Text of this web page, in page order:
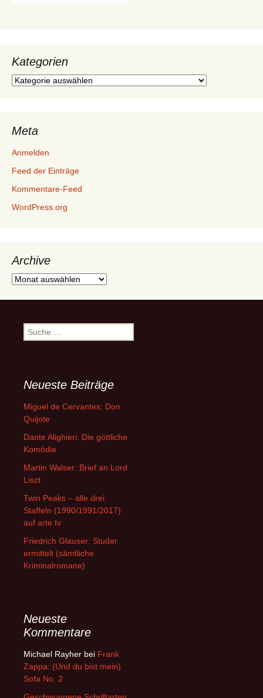
Kategorien
Kategorien
Meta
Anmelden
Feed der Einträge
Kommentare-Feed
WordPress.org
Archive
Archive
Suche
nach:
Neueste Beiträge
Miguel de Cervantes: Don
Quijote
Dante Alighieri: Die göttliche
Komödie
Martin Walser: Brief an Lord
Liszt
Twin Peaks – alle drei
Staffeln (1990/1991/2017)
auf arte.tv
Friedrich Glauser: Studer
ermittelt (sämtliche
Kriminalromane)
Neueste
Kommentare
Michael Rayher bei Frank
Zappa: (Und du bist mein)
Sofa No. 2